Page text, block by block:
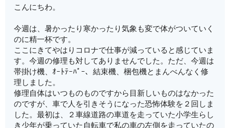
こんにちわ。
今週は、暑かったり寒かったり気象も変で体がついていく
のに精一杯です。
ここにきてやはりコロナで仕事が減っていると感じていま
す。今週の修理も対してありませんでした。ただ、今週は
帯掛け機、ｵｰﾄﾃｰﾊﾟｰ、結束機、梱包機とまんべんなく修
理しました。
修理自体はいつものものですから目新しいものはなかった
のですが、車で人を引きそうになった恐怖体験を２回しま
した。最初は、２車線道路の車道を走っていた小学生らし
き少年が乗っていた自転車で私の車の左側を走っていたの